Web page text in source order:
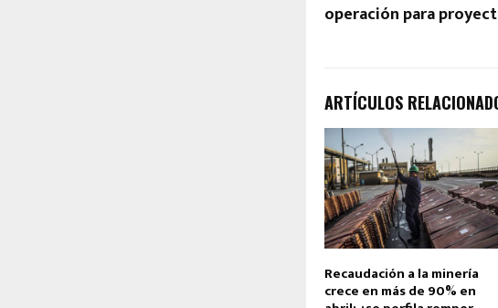
operación para
ARTÍCULOS
Recaudación a la minería
crece en más de 90% en